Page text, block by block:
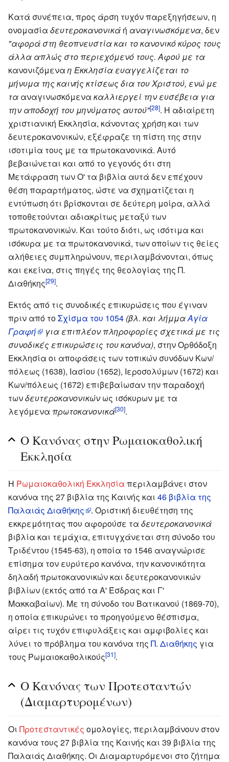
Κατά συνέπεια, προς άρση τυχόν παρεξηγήσεων, η
ονομασία δευτεροκανονικά ή αναγινωσκόμενα, δεν
"αφορά στη θεοπνευστία και το κανονικό κύρος τους
άλλα απλώς στο περιεχόμενό τους. Αφού με τα
κανονιζόμεναη Εκκλησία ευαγγελίζεται το
μήνυμα της καινής κτίσεως δια του Χριστού, ενώ με
τα αναγινωσκόμενα καλλιεργεί την ευσέβεια για
την αποδοχή του μηνύματος αυτού"[28]. Η αδιαίρετη
χριστιανική Εκκλησία, κάνοντας χρήση και των
δευτεροκανονικών, εξέφραζε τη πίστη της στην
ισοτιμία τους με τα πρωτοκανονικά. Αυτό
βεβαιώνεται και από το γεγονός ότι στη
Μετάφραση των Ο' τα βιβλία αυτά δεν επέχουν
θέση παραρτήματος, ώστε να σχηματίζεται η
εντύπωση ότι βρίσκονται σε δεύτερη μοίρα, αλλά
τοποθετούνται αδιακρίτως μεταξύ των
πρωτοκανονικών. Και τούτο διότι, ως ισότιμα και
ισόκυρα με τα πρωτοκανονικά, των οποίων τις θείες
αλήθειες συμπληρώνουν, περιλαμβάνονται, όπως
και εκείνα, στις πηγές της θεολογίας της Π.
Διαθήκης[29].
Εκτός από τις συνοδικές επικυρώσεις που έγιναν
πριν από τοΣχίσμα του 1054 (βλ. και λήμμαΑγία
Γραφή
για επιπλέον πληροφορίες σχετικά με τις
συνοδικές επικυρώσεις του κανόνα), στην Ορθόδοξη
Εκκλησία οι αποφάσεις των τοπικών συνόδων Κων/
πόλεως (1638), Ιασίου (1652), Ιεροσολύμων (1672) και
Κων/πόλεως (1672) επιβεβαίωσαν την παραδοχή
τωνδευτεροκανονικώνως ισόκυρων με τα
λεγόμενα πρωτοκανονικά[30].
Ο Κανόνας στην Ρωμαιοκαθολική
Εκκλησία
Η Ρωμαιοκαθολική Εκκλησία περιλαμβάνει στον
κανόνα της 27 βιβλία της Καινής και 46 βιβλία της
Παλαιάς Διαθήκης
. Οριστική διευθέτηση της
εκκρεμότητας που αφορούσε τα δευτεροκανονικά
βιβλία και τεμάχια, επιτυγχάνεται στη σύνοδο του
Τριδέντου (1545-63), η οποία το 1546 αναγνώρισε
επίσημα τον ευρύτερο κανόνα, την κανονικότητα
δηλαδή πρωτοκανονικών και δευτεροκανονικών
βιβλίων (εκτός από τα Α' Έσδρας και Γ'
Μακκαβαίων). Με τη σύνοδο του Βατικανού (1869-70),
η οποία επικυρώνει το προηγούμενο θέσπισμα,
αίρει τις τυχόν επιφυλάξεις και αμφιβολίες και
λύνει το πρόβλημα του κανόνα της Π. Διαθήκης για
τους Ρωμαιοκαθολικούς[31].
Ο Κανόνας των Προτεσταντών
(Διαμαρτυρομένων)
Οι Προτεσταντικές ομολογίες, περιλαμβάνουν στον
κανόνα τους 27 βιβλία της Καινής και 39 βιβλία της
Παλαιάς Διαθήκης. Οι Διαμαρτυρόμενοι στο ζήτημα